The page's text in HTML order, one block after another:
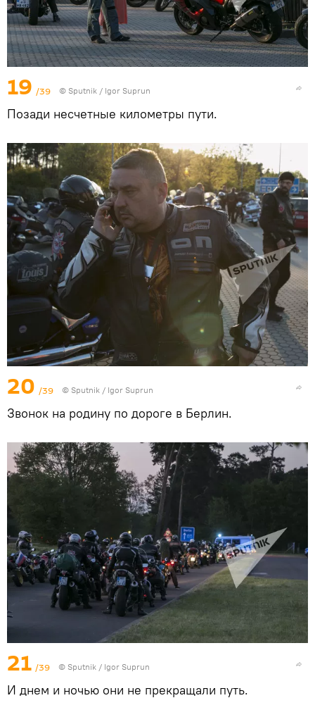
19 /39 © Sputnik / Igor Suprun
Позади несчетные километры пути.
20 /39 © Sputnik / Igor Suprun
Звонок на родину по дороге в Берлин.
21 /39 © Sputnik / Igor Suprun
И днем и ночью они не прекращали путь.